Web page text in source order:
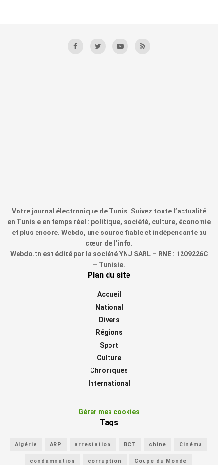
Votre journal électronique de Tunis. Suivez toute l’actualité
en Tunisie en temps réel : politique, société, culture, économie
et plus encore. Webdo, une source fiable et indépendante au
cœur de l’info.
Webdo.tn est édité par la société YNJ SARL – RNE : 1209226C
– Tunisie.
Plan du site
Accueil
National
Divers
Régions
Sport
Culture
Chroniques
International
Gérer mes cookies
Tags
Algérie ARP arrestation BCT chine Cinéma
condamnation corruption Coupe du Monde